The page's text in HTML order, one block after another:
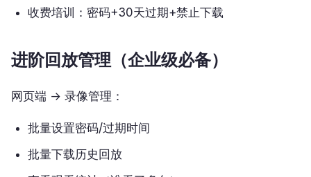
收费培训：密码+30天过期+禁止下载
进阶回放管理（企业级必备）
网页端 → 录像管理：
批量设置密码/过期时间
批量下载历史回放